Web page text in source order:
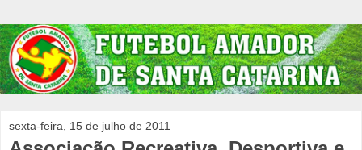
sexta-feira, 15 de julho de 2011